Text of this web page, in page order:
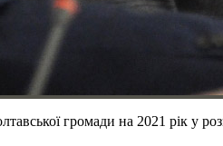
громади на 2021 рік у